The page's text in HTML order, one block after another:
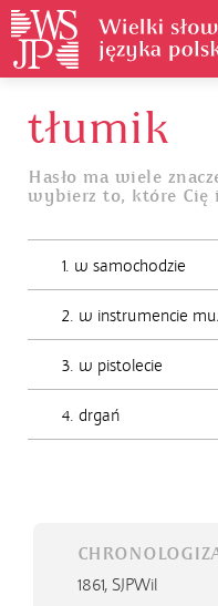
tłumik
Hasło ma wiele
wybierz to, które Cię
1. w samochodzie
2. w instrumencie
3. w pistolecie
4. drgań
1861, SJPWil